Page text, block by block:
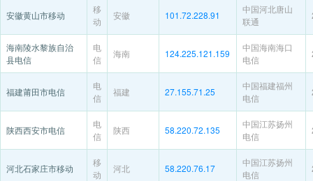
安徽黄山市移动
移
动
安徽 101.72.228.91
中国河北唐山
联通
海南陵水黎族自治
县电信
电
信
海南 124.225.121.159
中国海南海口
电信
福建莆田市电信
电
信
福建 27.155.71.25
中国福建福州
电信
陕西西安市电信
电
信
陕西 58.220.72.135
中国江苏扬州
电信
河北石家庄市移动
移
动
河北 58.220.76.17
中国江苏扬州
电信